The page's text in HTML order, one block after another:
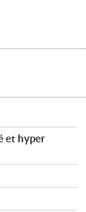
et hyper